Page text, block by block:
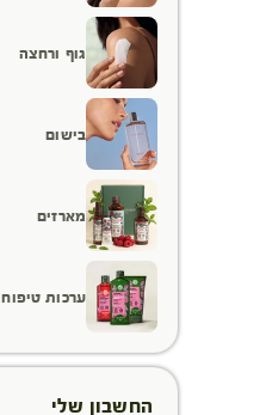
גוף ורחצה
בישום
מארזים
ערכות טיפוח
החשבון שלי